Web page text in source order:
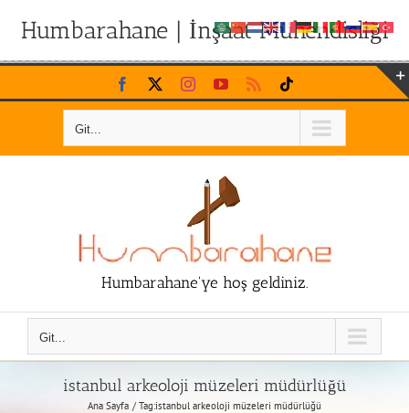
Humbarahane | İnşaat Mühendisliği
Skip
to
Facebook InstagramYouTubeRss
Git...
Humbarahane'ye hoş geldiniz.
Git...
istanbul arkeoloji müzeleri müdürlüğü
Ana Sayfa Tag:istanbul arkeoloji müzeleri müdürlüğü